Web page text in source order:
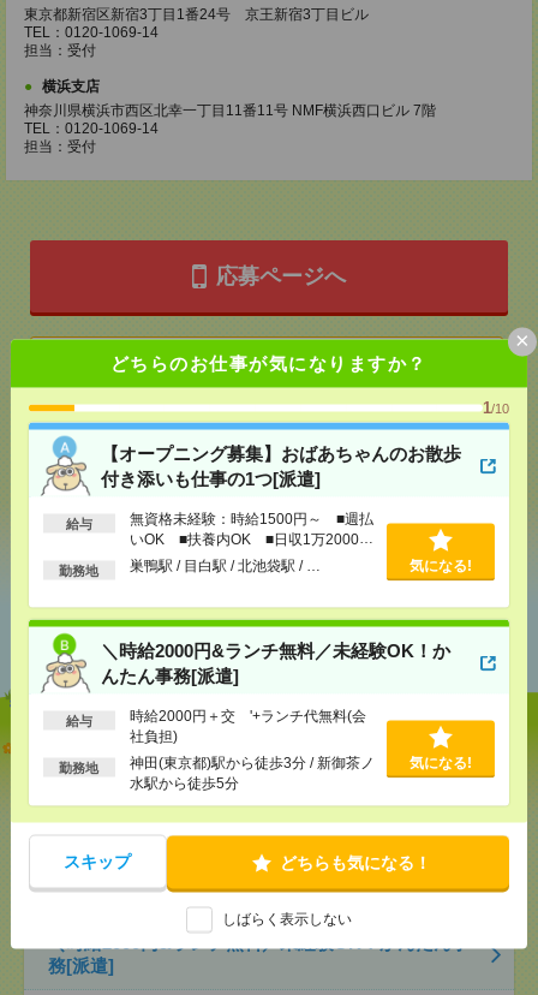
どちらのお仕事が気になりますか？
1/10
【オープニング募集】おばあちゃんのお散歩
付き添いも仕事の1つ[派遣]
給与
無資格未経験：時給1500円～ ■週払
いOK ■扶養内OK ■日収1万2000円
以上
勤務地 巣鴨駅 / 目白駅 / 北池袋駅 / … 気になる!
＼時給2000円&ランチ無料／未経験OK！か
んたん事務[派遣]
給与
時給2000円＋交 '+ランチ代無料(会
社負担)
勤務地
神田(東京都)駅から徒歩3分 / 新御茶ノ
水駅から徒歩5分
気になる!
スキップ どちらも気になる！
しばらく表示しない
×
東京都新宿区新宿3丁目1番24号 京王新宿3丁目ビル
TEL：0120-1069-14
担当：受付
横浜支店
神奈川県横浜市西区北幸一丁目11番11号 NMF横浜西口ビル 7階
TEL：0120-1069-14
担当：受付
応募ページへ
気になる！
メール で送る LINE で送る
シェア ツイート ブックマーク
あなたの閲覧履歴からの
おすすめ
【オープニング募集】おばあちゃんのお散歩付き添
いも仕事の1つ[派遣]
OK ■扶養内OK ■日収1万2000円以上
[交通費]交通費全額支給
目白駅
気になる！
務[派遣]